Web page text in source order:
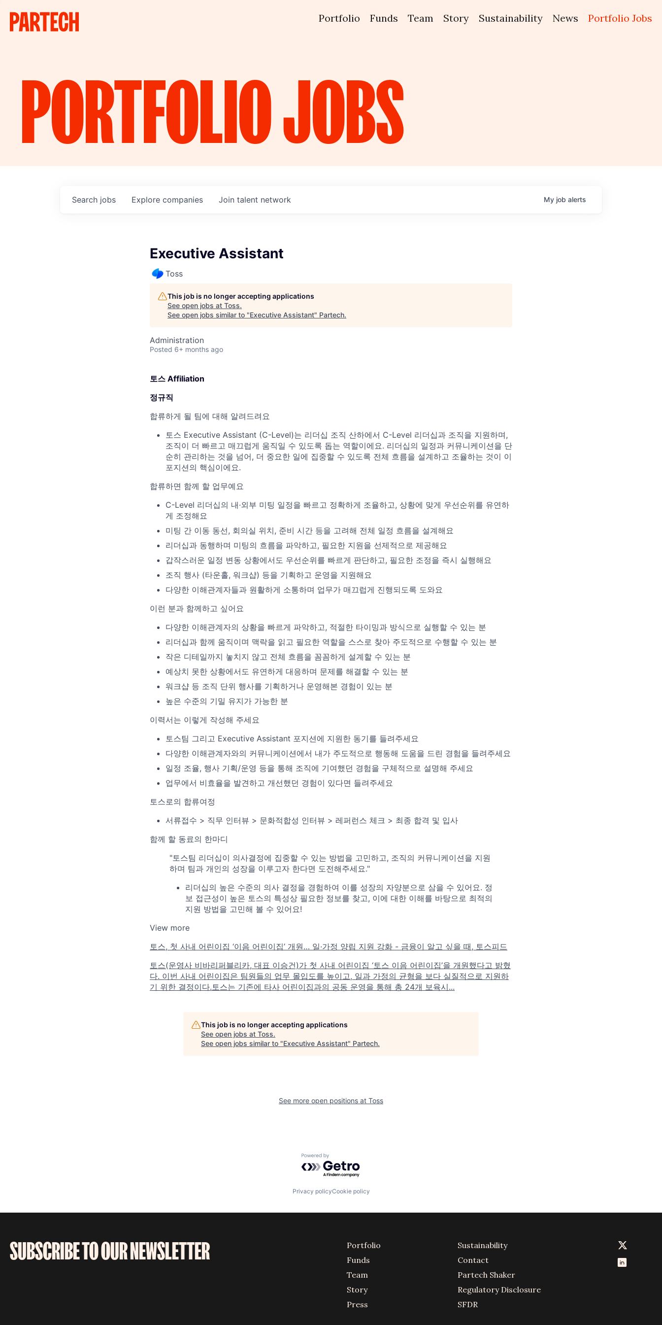
Portfolio Funds Team Story Sustainability News Portfolio Jobs
PORTFOLIOJOBS
Search jobs Explore companies Join talent network My job alerts
Executive Assistant
Toss
This job is no longer accepting applications
See open jobs at Toss.
See open jobs similar to "Executive Assistant" Partech.
Administration
Posted 6+ months ago
토스 Affiliation
정규직
합류하게 될 팀에 대해 알려드려요
토스 Executive Assistant (C-Level)는 리더십 조직 산하에서 C-Level 리더십과 조직을 지원하며,
조직이 더 빠르고 매끄럽게 움직일 수 있도록 돕는 역할이에요. 리더십의 일정과 커뮤니케이션을 단
순히 관리하는 것을 넘어, 더 중요한 일에 집중할 수 있도록 전체 흐름을 설계하고 조율하는 것이 이
포지션의 핵심이에요.
합류하면 함께 할 업무예요
C-Level 리더십의 내·외부 미팅 일정을 빠르고 정확하게 조율하고, 상황에 맞게 우선순위를 유연하
게 조정해요
미팅 간 이동 동선, 회의실 위치, 준비 시간 등을 고려해 전체 일정 흐름을 설계해요
리더십과 동행하며 미팅의 흐름을 파악하고, 필요한 지원을 선제적으로 제공해요
갑작스러운 일정 변동 상황에서도 우선순위를 빠르게 판단하고, 필요한 조정을 즉시 실행해요
조직 행사 (타운홀, 워크샵) 등을 기획하고 운영을 지원해요
다양한 이해관계자들과 원활하게 소통하며 업무가 매끄럽게 진행되도록 도와요
이런 분과 함께하고 싶어요
다양한 이해관계자의 상황을 빠르게 파악하고, 적절한 타이밍과 방식으로 실행할 수 있는 분
리더십과 함께 움직이며 맥락을 읽고 필요한 역할을 스스로 찾아 주도적으로 수행할 수 있는 분
작은 디테일까지 놓치지 않고 전체 흐름을 꼼꼼하게 설계할 수 있는 분
예상치 못한 상황에서도 유연하게 대응하며 문제를 해결할 수 있는 분
워크샵 등 조직 단위 행사를 기획하거나 운영해본 경험이 있는 분
높은 수준의 기밀 유지가 가능한 분
이력서는 이렇게 작성해 주세요
토스팀 그리고 Executive Assistant 포지션에 지원한 동기를 들려주세요
다양한 이해관계자와의 커뮤니케이션에서 내가 주도적으로 행동해 도움을 드린 경험을 들려주세요
일정 조율, 행사 기획/운영 등을 통해 조직에 기여했던 경험을 구체적으로 설명해 주세요
업무에서 비효율을 발견하고 개선했던 경험이 있다면 들려주세요
토스로의 합류여정
서류접수 > 직무 인터뷰 > 문화적합성 인터뷰 > 레퍼런스 체크 > 최종 합격 및 입사
함께 할 동료의 한마디
"토스팀 리더십이 의사결정에 집중할 수 있는 방법을 고민하고, 조직의 커뮤니케이션을 지원
하며 팀과 개인의 성장을 이루고자 한다면 도전해주세요."
리더십의 높은 수준의 의사 결정을 경험하여 이를 성장의 자양분으로 삼을 수 있어요. 정
보 접근성이 높은 토스의 특성상 필요한 정보를 찾고, 이에 대한 이해를 바탕으로 최적의
지원 방법을 고민해 볼 수 있어요!
View more
토스, 첫 사내 어린이집 ‘이음 어린이집’ 개원… 일·가정 양립 지원 강화 - 금융이 알고 싶을 때, 토스피드
토스(운영사 비바리퍼블리카, 대표 이승건)가 첫 사내 어린이집 ‘토스 이음 어린이집’을 개원했다고 밝혔
다. 이번 사내 어린이집은 팀원들의 업무 몰입도를 높이고, 일과 가정의 균형을 보다 실질적으로 지원하
기 위한 결정이다.토스는 기존에 타사 어린이집과의 공동 운영을 통해 총 24개 보육시...
This job is no longer accepting applications
See open jobs at Toss.
See open jobs similar to "Executive Assistant" Partech.
See more open positions at Toss
Powered by Getro.com
Privacy policyCookie policy
SUBSCRIBE TO OUR NEWSLETTER
Portfolio
Funds
Team
Story
Press
Sustainability
Contact
Partech Shaker
Regulatory Disclosure
SFDR